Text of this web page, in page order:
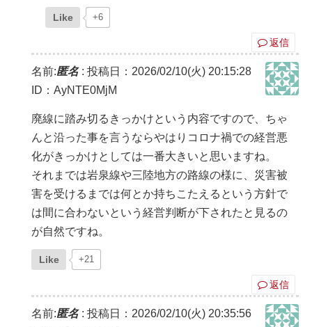
Like +6
返信
名前:匿名: 投稿日：2026/02/10(火) 20:15:28
ID：AyNTE0MjM
廃線に踏み切るきっかけという内容ですので、ちゃ
んと沿った事を言うならやはりコロナ禍での経営悪
化がきっかけとしては一番大きいと思いますね。
それまでは岩泉線や三陸地方の路線の様に、災害被
害を受けるまでは何とか持ちこたえるという方針で
は間に合わないという経営判断が下されたと見るの
が自然ですね。
Like +21
返信
名前:匿名: 投稿日：2026/02/10(火) 20:35:56